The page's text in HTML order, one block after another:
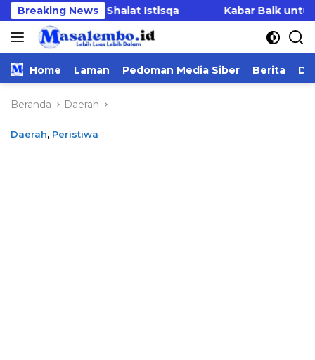
Langsung
ke
konten
Breaking News
Gelar Shalat Istisqa Kabar Baik untuk PPPK
Home Laman Pedoman Media Siber Berita
Beranda Daerah
Daerah, Peristiwa